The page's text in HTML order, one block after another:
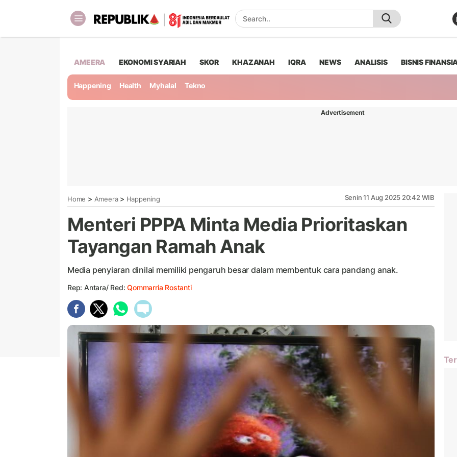
AMEERA EKONOMI SYARIAH SKOR KHAZANAH IQRA NEWS ANALISIS BISNIS
Happening Health Myhalal Tekno
Advertisement
Home > Ameera> Happening Senin 11 Aug 2025 20:42 WIB
Menteri PPPA Minta Media Prioritaskan
Tayangan Ramah Anak
Media penyiaran dinilai memiliki pengaruh besar dalam membentuk cara pandang anak.
Rep: Antara/ Red:Qommarria Rostanti